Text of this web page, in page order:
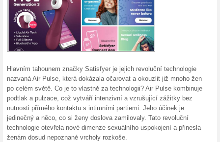
25 % sleva na
100% fungovalo Kupón
Slevu získáte tak, že do
slevový kód/kupón a nebo
výhodně v e-shopu